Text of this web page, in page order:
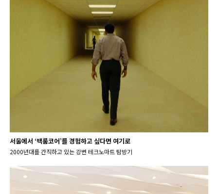
서울에서 ‘백룸코어’를 경험하고 싶다면 여기로
2000년대를 간직하고 있는 강변 테크노마트 탐방기